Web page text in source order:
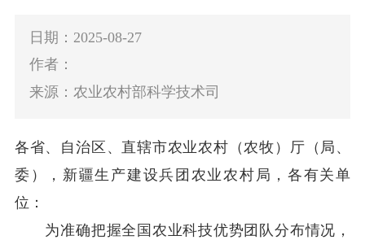
日期：2025-08-27
作者：
来源：农业农村部科学技术司
各省、自治区、直辖市农业农村 （农牧 ） 厅 （ 局、
委 ）
，新疆生产建设兵团农业农村局，各有关单
位：
为准确把握全国农业科技优势团队分布情况，